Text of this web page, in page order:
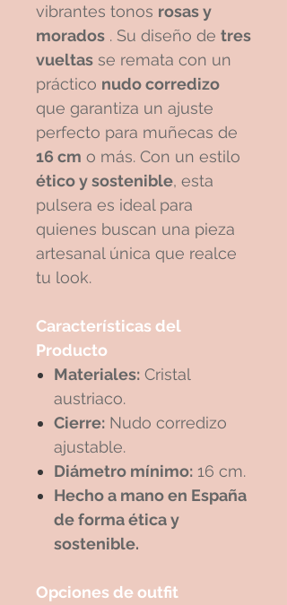
vibrantes tonos rosas y
morados . Su diseño de tres
vueltas se remata con un
práctico nudo corredizo
que garantiza un ajuste
perfecto para muñecas de
16 cm o más. Con un estilo
ético y sostenible, esta
pulsera es ideal para
quienes buscan una pieza
artesanal única que realce
tu look.
Características del
Producto
Materiales: Cristal
austriaco.
Cierre: Nudo corredizo
ajustable.
Diámetro mínimo: 16 cm.
Hecho a mano en España
de forma ética y
sostenible.
Opciones de outfit